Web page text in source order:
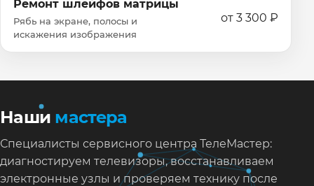
Ремонт шлейфов матрицы
Рябь на экране, полосы и
искажения изображения
от 3 300 ₽
Наши мастера
Специалисты сервисного центра ТелеМастер:
диагностируем телевизоры, восстанавливаем
электронные узлы и проверяем технику после